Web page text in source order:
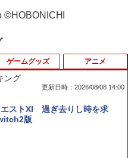
ング
更新日時：2026/08/08 14:00
エストXI 過ぎ去りし時を求
版
ゲームグッズ アニメ